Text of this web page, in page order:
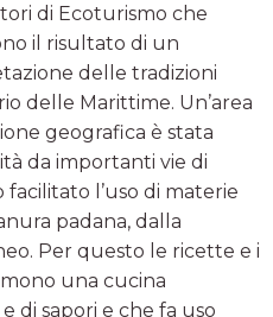
di Ecoturismo che
il risultato di un
delle tradizioni
delle Marittime. Un’area
geografica è stata
da importanti vie di
l’uso di materie
padana, dalla
Per questo le ricette e i
una cucina
di sapori e che fa uso